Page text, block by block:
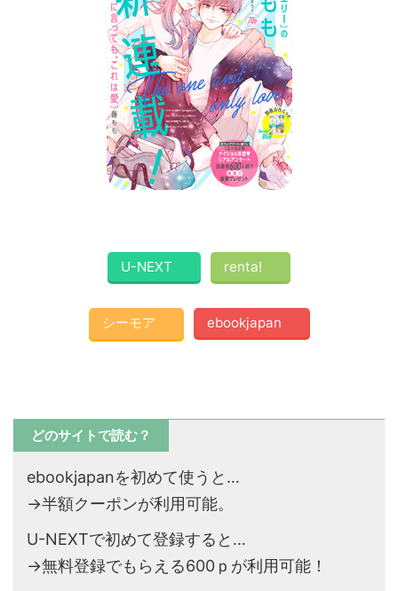
U-NEXT renta!
シーモア ebookjapan
どのサイトで読む？
ebookjapanを初めて使うと…
→半額クーポンが利用可能。
U-NEXTで初めて登録すると…
→無料登録でもらえる600ｐが利用可能！